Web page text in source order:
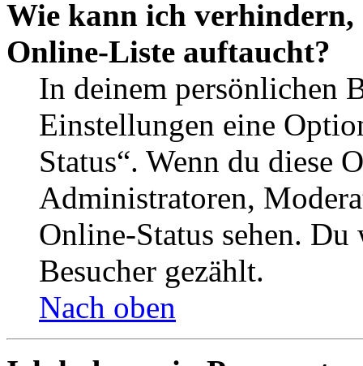
Wie kann ich verhindern,
Online-Liste auftaucht?
In deinem persönlichen
Einstellungen eine
Status“. Wenn du diese
Administratoren,
Online-Status sehen.
Besucher gezählt.
Nach oben